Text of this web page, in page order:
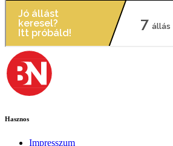
Hasznos
Impresszum